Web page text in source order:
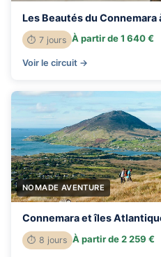
Les Beautés du Connemara
⏱ 7 jours À partir de 1 640 €
Voir le circuit →
NOMADE AVENTURE
Connemara et îles
⏱ 8 jours À partir de 2 259 €